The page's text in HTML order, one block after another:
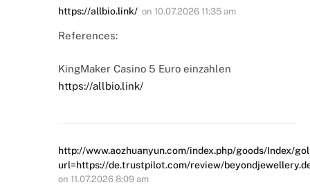
https://allbio.link/ on 10.07.2026 11:35 am
References:
KingMaker Casino 5 Euro einzahlen
https://allbio.link/
http://www.aozhuanyun.com/index.php/goods/Index/
url=https://de.trustpilot.com/review/
on 11.07.2026 8:09 am